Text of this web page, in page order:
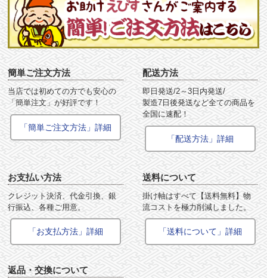
簡単ご注文方法
当店では初めての方でも安心の
「簡単注文」が好評です！
「簡単ご注文方法」詳細
配送方法
即日発送/2～3日内発送/
製造7日後発送など全ての商品を
全国に速配！
「配送方法」詳細
お支払い方法
クレジット決済、代金引換、銀
行振込、各種ご用意。
「お支払方法」詳細
送料について
掛け軸はすべて【送料無料】物
流コストを極力削減しました。
「送料について」詳細
返品・交換について